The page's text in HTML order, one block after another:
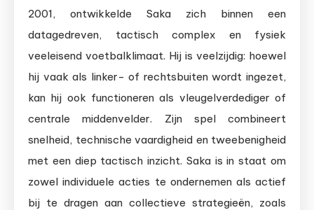
2001, ontwikkelde Saka zich binnen een
datagedreven, tactisch complex en fysiek
veeleisend voetbalklimaat. Hij is veelzijdig: hoewel
hij vaak als linker- of rechtsbuiten wordt ingezet,
kan hij ook functioneren als vleugelverdediger of
centrale middenvelder. Zijn spel combineert
snelheid, technische vaardigheid en tweebenigheid
met een diep tactisch inzicht. Saka is in staat om
zowel individuele acties te ondernemen als actief
bij te dragen aan collectieve strategieën, zoals